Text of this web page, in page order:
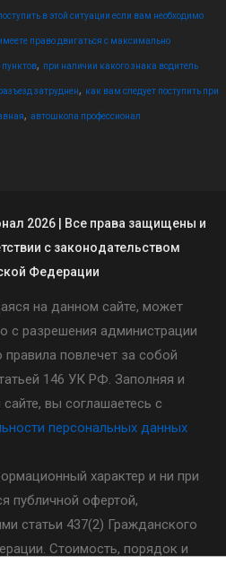
в этой ситуации если вам необходимо
право двигаться с максимально
, при наличии какого знака водитель
затруднен, как вам следует поступить при
, автошкола профессионал
2026 | Все права защищены и
с законодательством
Федерации
на данном сайте, может
с разрешения администрации
повлечет за собой
146 УК РФ. Заполняя и
вы соглашаетесь с
персональных данных
характер и ни при
публичной офертой,
статьи 437(2) Гражданского
Стоимость, порядок и